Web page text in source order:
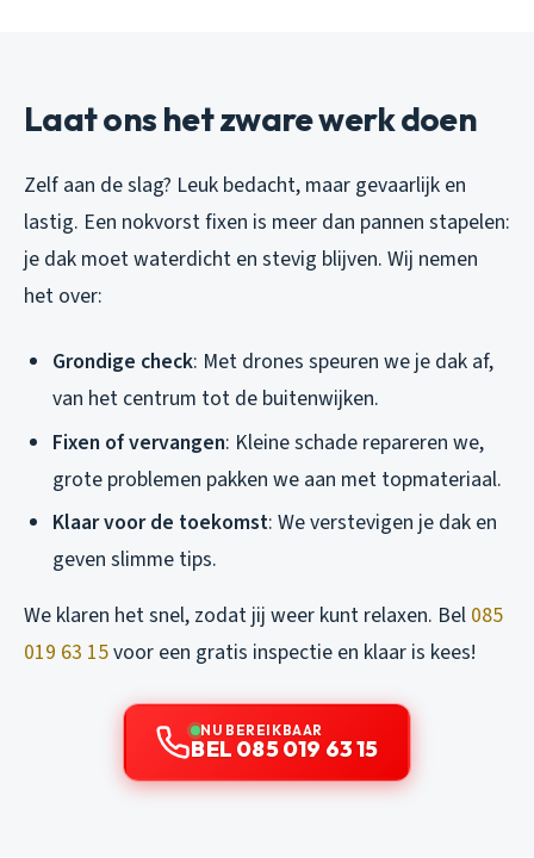
Laat ons het zware werk doen
Zelf aan de slag? Leuk bedacht, maar gevaarlijk en
lastig. Een nokvorst fixen is meer dan pannen stapelen:
je dak moet waterdicht en stevig blijven. Wij nemen
het over:
Grondige check: Met drones speuren we je dak af,
van het centrum tot de buitenwijken.
Fixen of vervangen: Kleine schade repareren we,
grote problemen pakken we aan met topmateriaal.
Klaar voor de toekomst: We verstevigen je dak en
geven slimme tips.
We klaren het snel, zodat jij weer kunt relaxen. Bel 085
019 63 15voor een gratis inspectie en klaar is kees!
NU BEREIKBAAR
BEL 085 019 63 15